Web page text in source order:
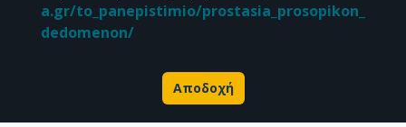
a.gr/to_panepistimio/prostasia_prosopikon_
dedomenon/
Αποδοχή